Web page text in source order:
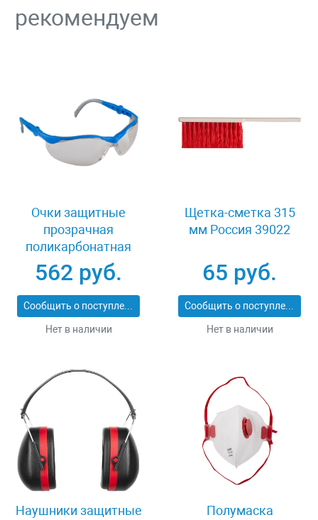
рекомендуем
Очки защитные
прозрачная
поликарбонатная
монолинза ЗУБР
ЭКСПЕРТ 110310
562 руб.
Сообщить о поступлении
Нет в наличии
Щетка-сметка 315
мм Россия 39022
65 руб.
Сообщить о поступлении
Нет в наличии
Наушники защитные Полумаска